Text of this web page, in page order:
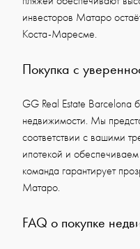
инвесторов Матаро
Коста-Маресме.
Покупка с
GG Real Estate Barcelona
недвижимости. Мы
соответствии с вашими
ипотекой и
команда гарантирует
Матаро.
FAQ о покупке